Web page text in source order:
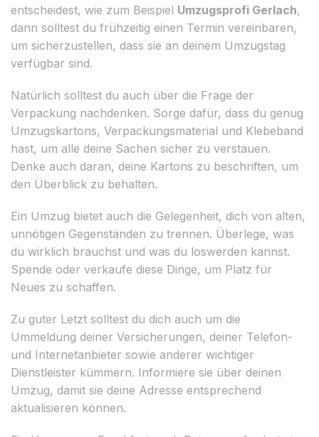
entscheidest, wie zum Beispiel Umzugsprofi Gerlach,
dann solltest du frühzeitig einen Termin vereinbaren,
um sicherzustellen, dass sie an deinem Umzugstag
verfügbar sind.
Natürlich solltest du auch über die Frage der
Verpackung nachdenken. Sorge dafür, dass du genug
Umzugskartons, Verpackungsmaterial und Klebeband
hast, um alle deine Sachen sicher zu verstauen.
Denke auch daran, deine Kartons zu beschriften, um
den Überblick zu behalten.
Ein Umzug bietet auch die Gelegenheit, dich von alten,
unnötigen Gegenständen zu trennen. Überlege, was
du wirklich brauchst und was du loswerden kannst.
Spende oder verkaufe diese Dinge, um Platz für
Neues zu schaffen.
Zu guter Letzt solltest du dich auch um die
Ummeldung deiner Versicherungen, deiner Telefon-
und Internetanbieter sowie anderer wichtiger
Dienstleister kümmern. Informiere sie über deinen
Umzug, damit sie deine Adresse entsprechend
aktualisieren können.